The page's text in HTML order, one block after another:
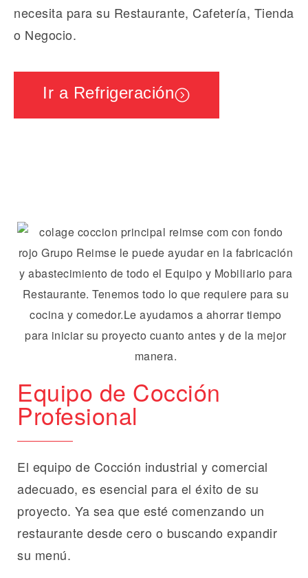
necesita para su Restaurante, Cafetería, Tienda
o Negocio.
Ir a Refrigeración
Equipo de Cocción
Profesional
El equipo de Cocción industrial y comercial
adecuado, es esencial para el éxito de su
proyecto. Ya sea que esté comenzando un
restaurante desde cero o buscando expandir
su menú.